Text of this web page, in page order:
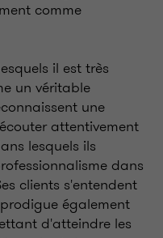
comme
il est très
un véritable
une
attentivement
lesquels ils
dans
clients s'entendent
également
d'atteindre les